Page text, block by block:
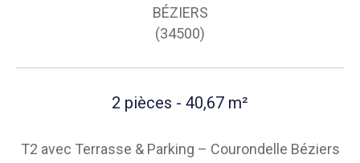
BÉZIERS
(34500)
2 pièces - 40,67 m²
T2 avec Terrasse & Parking – Courondelle Béziers